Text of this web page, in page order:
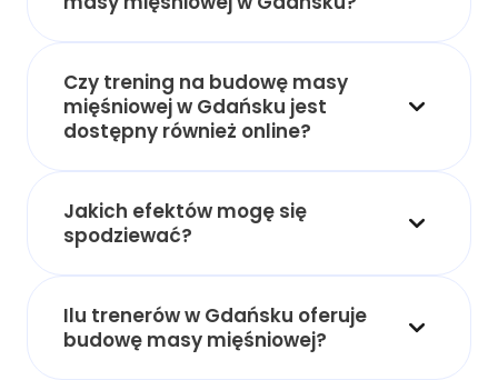
Czy trening na budowę masy
mięśniowej w Gdańsku jest
dostępny również online?
Jakich efektów mogę się
spodziewać?
Ilu trenerów w Gdańsku oferuje
budowę masy mięśniowej?